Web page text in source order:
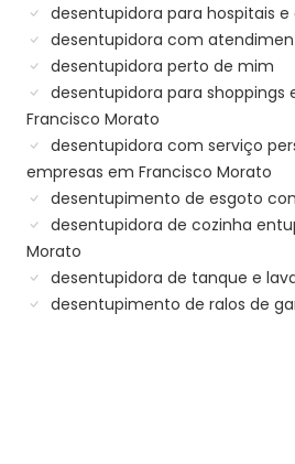
desentupidora para hospitais e
desentupidora com
desentupidora perto de mim
desentupidora para shoppings
Francisco Morato
desentupidora com serviço
empresas em Francisco Morato
desentupimento de esgoto
desentupidora de cozinha
Morato
desentupidora de tanque e
desentupimento de ralos de